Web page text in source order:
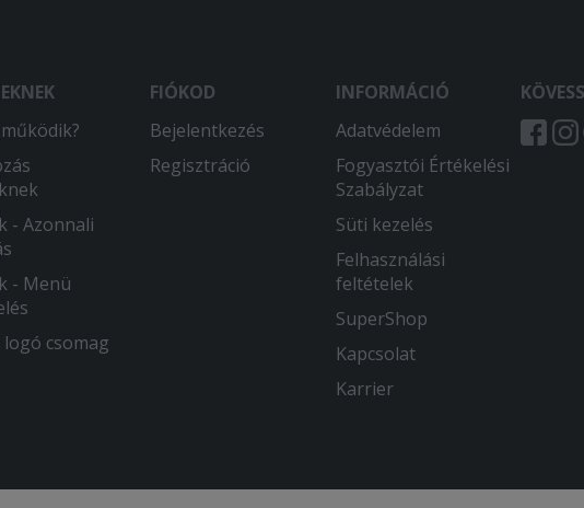
- Azonnali
- Menü
logó csomag
FIÓKOD
Bejelentkezés
Regisztráció
INFORMÁCIÓ
Adatvédelem
Fogyasztói Értékelési
Szabályzat
Süti kezelés
Felhasználási
feltételek
SuperShop
Kapcsolat
Karrier